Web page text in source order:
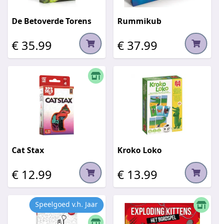
De Betoverde Torens
€ 35.99
Rummikub
€ 37.99
Cat Stax
€ 12.99
Kroko Loko
€ 13.99
Speelgoed v.h. Jaar